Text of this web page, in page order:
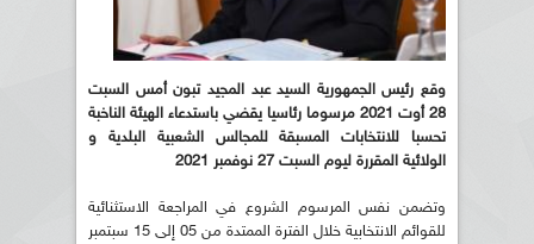
وقع رئيس الجمهورية السيد عبد المجيد تبون أمس السبت
28 أوت 2021 مرسوما رئاسيا يقضي باستدعاء الهيئة الناخبة
تحسبا للانتخابات المسبقة للمجالس الشعبية البلدية و
الولائية المقررة ليوم السبت 27 نوفمبر 2021
وتضمن نفس المرسوم الشروع في المراجعة الاستثنائية
للقوائم الانتخابية خلال الفترة الممتدة من 05 إلى 15 سبتمبر